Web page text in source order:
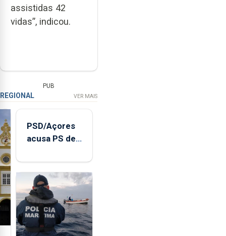
assistidas 42
vidas”, indicou.
PUB
REGIONAL VER MAIS
PSD/Açores
acusa PS de
contraditória"
sobre
evolução
turística